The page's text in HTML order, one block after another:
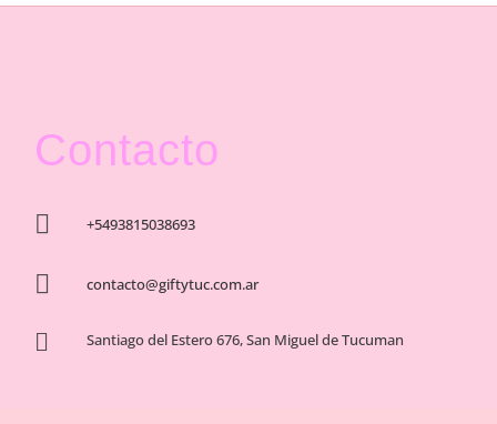
Contacto
 +5493815038693
 contacto@giftytuc.com.ar
 Santiago del Estero 676, San Miguel de Tucuman